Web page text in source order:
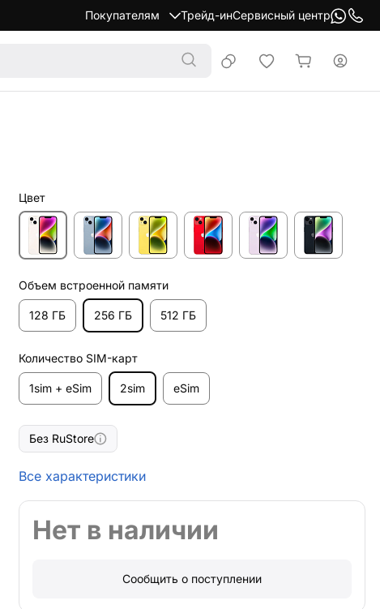
Покупателям Трейд-инСервисный центр
Цвет
Объем встроенной памяти
128 ГБ 256 ГБ 512 ГБ
Количество SIM-карт
1sim + eSim 2sim eSim
Без RuStore
Все характеристики
Нет в наличии
Сообщить о поступлении